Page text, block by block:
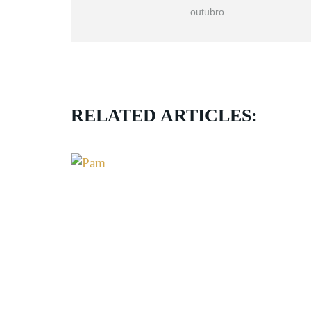
outubro
RELATED ARTICLES: